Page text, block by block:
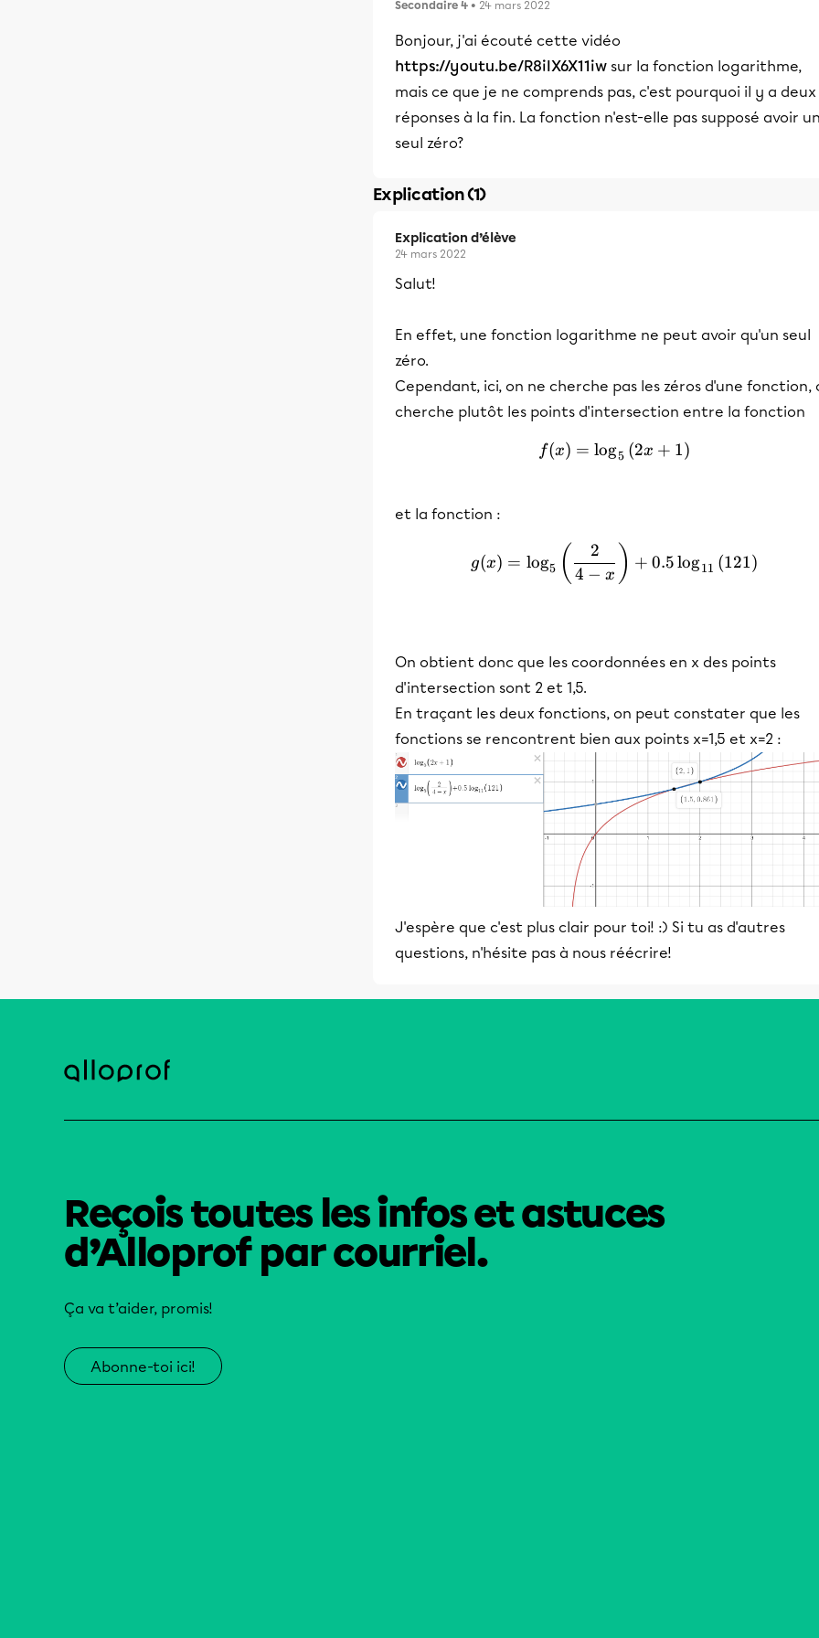
Secondaire 4 • 24 mars 2022
Bonjour, j'ai écouté cette vidéo
https://youtu.be/R8iIX6X11iw sur la fonction logarithme,
mais ce que je ne comprends pas, c'est pourquoi il y a deux
réponses à la fin. La fonction n'est-elle pas supposé avoir un
seul zéro?
Explication (1)
Explication d’élève
24 mars 2022
Salut!
En effet, une fonction logarithme ne peut avoir qu'un seul
zéro.
Cependant, ici, on ne cherche pas les zéros d'une fonction,
cherche plutôt les points d'intersection entre la fonction
f(x) = log5 (2x + 1)
et la fonction :
g(x) = log5 ( 4 − x
2 ) + 0.5 log11 (121)
On obtient donc que les coordonnées en x des points
d'intersection sont 2 et 1,5.
En traçant les deux fonctions, on peut constater que les
fonctions se rencontrent bien aux points x=1,5 et x=2 :
J'espère que c'est plus clair pour toi! :) Si tu as d'autres
questions, n'hésite pas à nous réécrire!
Reçois toutes les infos et astuces
d’Alloprof par courriel.
Ça va t’aider, promis!
Abonne-toi ici!